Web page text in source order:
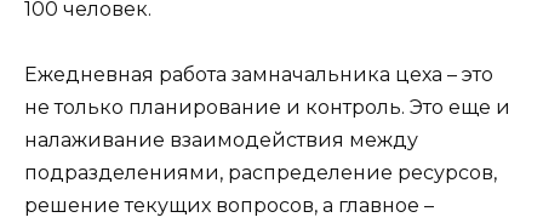
100 человек.
Ежедневная работа замначальника цеха – это
не только планирование и контроль. Это еще и
налаживание взаимодействия между
подразделениями, распределение ресурсов,
решение текущих вопросов, а главное –